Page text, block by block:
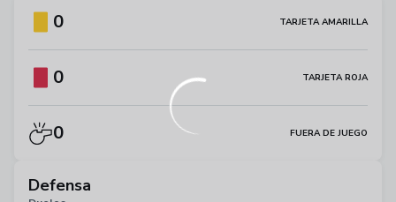
0 TARJETA AMARILLA
0 TARJETA ROJA
0 FUERA DE JUEGO
Defensa